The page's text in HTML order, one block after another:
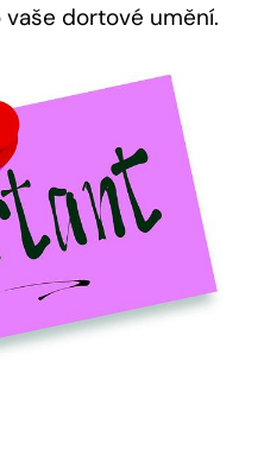
dortové umění.